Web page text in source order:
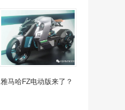
雅马哈FZ电动版来了？